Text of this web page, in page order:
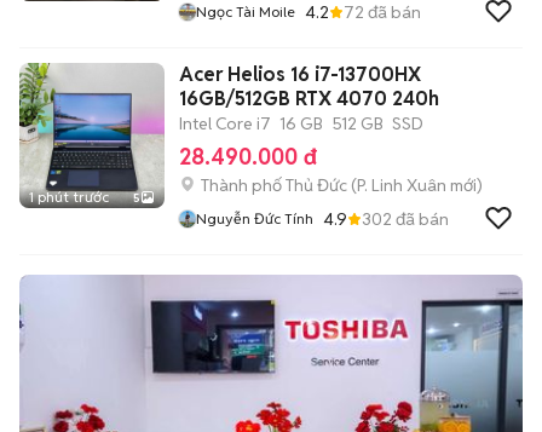
Ngọc Tài Moile 4.2 72 đã bán
1 phút trước 5
Acer Helios 16 i7-13700HX
16GB/512GB RTX 4070 240h
Intel Core i7 16 GB 512 GB SSD
28.490.000 đ
Thành phố Thủ Đức (P. Linh Xuân mới)
Nguyễn Đức Tính 4.9 302 đã bán